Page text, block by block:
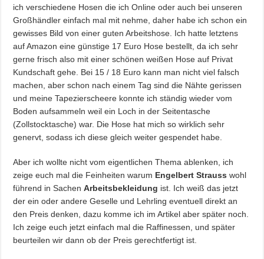
ich verschiedene Hosen die ich Online oder auch bei unseren
Großhändler einfach mal mit nehme, daher habe ich schon ein
gewisses Bild von einer guten Arbeitshose. Ich hatte letztens
auf Amazon eine günstige 17 Euro Hose bestellt, da ich sehr
gerne frisch also mit einer schönen weißen Hose auf Privat
Kundschaft gehe. Bei 15 / 18 Euro kann man nicht viel falsch
machen, aber schon nach einem Tag sind die Nähte gerissen
und meine Tapezierscheere konnte ich ständig wieder vom
Boden aufsammeln weil ein Loch in der Seitentasche
(Zollstocktasche) war. Die Hose hat mich so wirklich sehr
genervt, sodass ich diese gleich weiter gespendet habe.
Aber ich wollte nicht vom eigentlichen Thema ablenken, ich
zeige euch mal die Feinheiten warum Engelbert Strauss wohl
führend in SachenArbeitsbekleidung ist. Ich weiß das jetzt
der ein oder andere Geselle und Lehrling eventuell direkt an
den Preis denken, dazu komme ich im Artikel aber später noch.
Ich zeige euch jetzt einfach mal die Raffinessen, und später
beurteilen wir dann ob der Preis gerechtfertigt ist.